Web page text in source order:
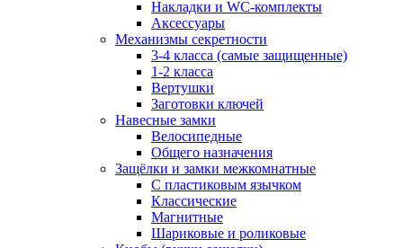
Накладки и WC-комплекты
Аксессуары
Механизмы секретности
3-4 класса (самые защищенные)
1-2 класса
Вертушки
Заготовки ключей
Навесные замки
Велосипедные
Общего назначения
Защёлки и замки межкомнатные
С пластиковым язычком
Классические
Магнитные
Шариковые и роликовые